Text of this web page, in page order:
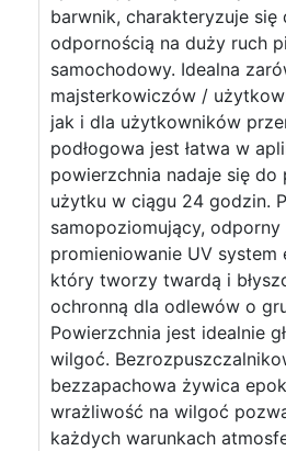
barwnik, charakteryzuje się
odpornością na duży ruch
samochodowy. Idealna
majsterkowiczów /
jak i dla użytkowników
podłogowa jest łatwa w
powierzchnia nadaje się do
użytku w ciągu 24 godzin.
samopoziomujący, odporny
promieniowanie UV system
który tworzy twardą i
ochronną dla odlewów o
Powierzchnia jest idealnie
wilgoć.
bezzapachowa żywica
wrażliwość na wilgoć
każdych warunkach